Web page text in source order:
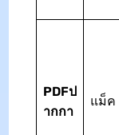
PDFป
ากกา
แม็ค